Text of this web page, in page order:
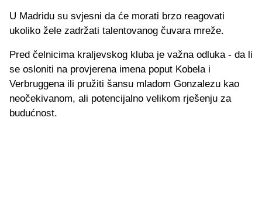
U Madridu su svjesni da će morati brzo reagovati
ukoliko žele zadržati talentovanog čuvara mreže.
Pred čelnicima kraljevskog kluba je važna odluka - da li
se osloniti na provjerena imena poput Kobela i
Verbruggena ili pružiti šansu mladom Gonzalezu kao
neočekivanom, ali potencijalno velikom rješenju za
budućnost.